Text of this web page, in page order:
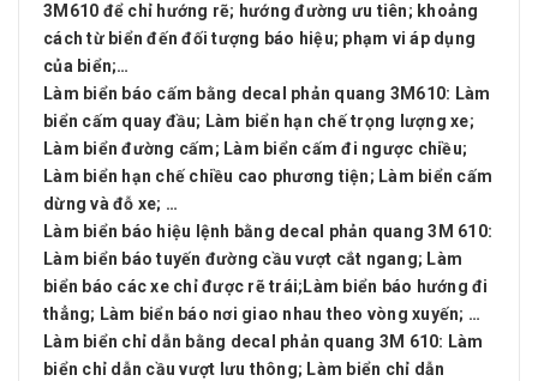
3M610 để chỉ hướng rẽ; hướng đường ưu tiên; khoảng
cách từ biển đến đối tượng báo hiệu; phạm vi áp dụng
của biển;…
Làm biển báo cấm bằng decal phản quang 3M610: Làm
biển cấm quay đầu; Làm biển hạn chế trọng lượng xe;
Làm biển đường cấm; Làm biển cấm đi ngược chiều;
Làm biển hạn chế chiều cao phương tiện; Làm biển cấm
dừng và đỗ xe; …
Làm biển báo hiệu lệnh bằng decal phản quang 3M 610:
Làm biển báo tuyến đường cầu vượt cắt ngang; Làm
biển báo các xe chỉ được rẽ trái;Làm biển báo hướng đi
thẳng; Làm biển báo nơi giao nhau theo vòng xuyến; …
Làm biển chỉ dẫn bằng decal phản quang 3M 610: Làm
biển chỉ dẫn cầu vượt lưu thông; Làm biển chỉ dẫn